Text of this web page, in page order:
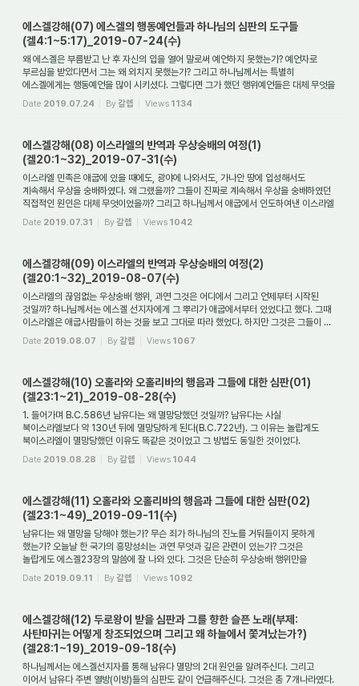
에스겔강해(07) 에스겔의 행동예언들과 하나님의 심판의 도구들
(겔4:1~5:17)_2019-07-24(수)
왜 에스겔은 부름받고 난 후 자신의 입을 열어 말로써 예언하지 못했는가? 예언자로
부르심을 받았다면서 그는 왜 외치지 못했는가? 그리고 하나님께서는 특별히
에스겔에게는 행동예언을 많이 시키셨다. 그렇다면 그가 했던 행위예언들은 대체 무엇을
의미하...
Date 2019.07.24 By갈렙 Views 1134
에스겔강해(08) 이스라엘의 반역과 우상숭배의 여정(1)
(겔20:1~32)_2019-07-31(수)
이스라엘 민족은 애굽에 있을 때에도, 광야에 나와서도, 가나안 땅에 입성해서도
계속해서 우상을 숭배하였다. 왜 그랬을까? 그들이 진짜로 계속해서 우상을 숭배하였던
직접적인 원인은 대체 무엇이었을까? 그리고 하나님께서 애굽에서 인도하여낸 이스라엘
...
Date 2019.07.31 By갈렙 Views 1042
에스겔강해(09) 이스라엘의 반역과 우상숭배의 여정(2)
(겔20:1~32)_2019-08-07(수)
이스라엘의 끊임없는 우상숭배 행위, 과연 그것은 어디에서 그리고 언제부터 시작된
것일까? 하나님께서는 에스겔 선지자에게 그 뿌리가 애굽에서부터 있었다고 했다. 그때
이스라엘은 애굽사람들이 하는 것을 보고 그대로 따라 했었다. 하지만 그것은 그들이 ...
Date 2019.08.07 By갈렙 Views 1067
에스겔강해(10) 오홀라와 오홀리바의 행음과 그들에 대한 심판(01)
(겔23:1~21)_2019-08-28(수)
1. 들어가며 B.C.586년 남유다는 왜 멸망당했던 것일까? 남유다는 사실
북이스라엘보다 약 130년 뒤에 멸망당하게 된다(B.C.722년). 그 이유는 놀랍게도
북이스라엘이 멸망당했던 이유도 똑같은 것이었고 그 방법도 동일한 것이었다.
하나님께서는 한 민족을 ...
Date 2019.08.28 By갈렙 Views 1044
에스겔강해(11) 오홀라와 오홀리바의 행음과 그들에 대한 심판(02)
(겔23:1~49)_2019-09-11(수)
남유다는 왜 멸망을 당해야 했는가? 무슨 죄가 하나님의 진노를 거둬들이지 못하게
했는가? 오늘날 한 국가의 흥망성쇠는 과연 무엇과 깊은 관련이 있는가? 그것은
놀랍게도 에스겔23장의 말씀에 잘 나와 있다. 그것은 단순히 우상숭배 행위만을
가리키고 있지...
Date 2019.09.11 By갈렙 Views 1092
에스겔강해(12) 두로왕이 받을 심판과 그를 향한 슬픈 노래(부제:
사탄마귀는 어떻게 창조되었으며 그리고 왜 하늘에서 쫓겨났는가?)
(겔28:1~19)_2019-09-18(수)
하나님께서는 에스겔선지자를 통해 남유다 멸망의 2대 원인을 알려주신다. 그리고
이어서 남유다 주변 열방(이방)들의 심판도 같이 언급해주신다. 그것은 총 7개나라였다.